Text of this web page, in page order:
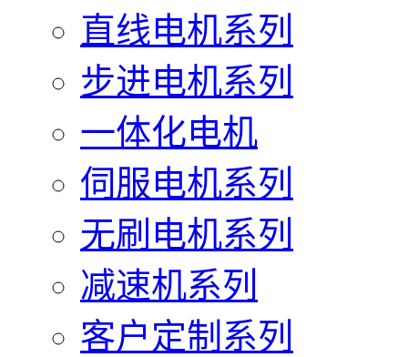
直线电机系列
步进电机系列
一体化电机
伺服电机系列
无刷电机系列
减速机系列
客户定制系列